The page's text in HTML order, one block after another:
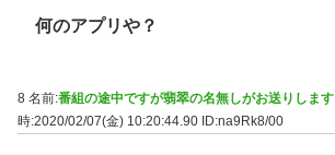
何のアプリや？
8 名前:番組の途中ですが翡翠の名無しがお送りします
時:2020/02/07(金) 10:20:44.90 ID:na9Rk8/00